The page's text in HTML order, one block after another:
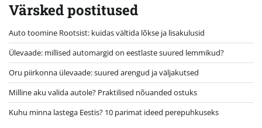
Värsked postitused
Auto toomine Rootsist: kuidas vältida lõkse ja lisakulusid
Ülevaade: millised automargid on eestlaste suured lemmikud?
Oru piirkonna ülevaade: suured arengud ja väljakutsed
Milline aku valida autole? Praktilised nõuanded ostuks
Kuhu minna lastega Eestis? 10 parimat ideed perepuhkuseks